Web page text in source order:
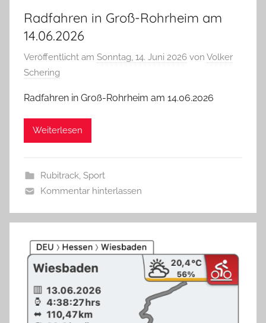
Radfahren in Groß-Rohrheim am
14.06.2026
Veröffentlicht am Sonntag, 14. Juni 2026 von Volker
Schering
Radfahren in Groß-Rohrheim am 14.06.2026
Weiterlesen
Rubitrack, Sport
Kommentar hinterlassen